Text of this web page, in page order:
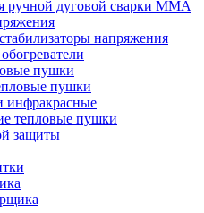
ручной дуговой сварки MMA
напряжения
пушки
пушки
инфракрасные
тепловые пушки
защиты